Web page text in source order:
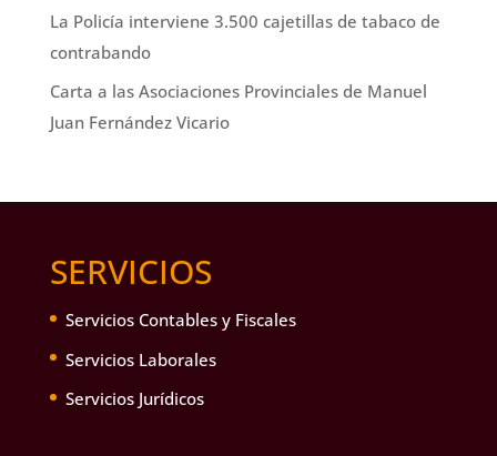
La Policía interviene 3.500 cajetillas de tabaco de
contrabando
Carta a las Asociaciones Provinciales de Manuel
Juan Fernández Vicario
SERVICIOS
Servicios Contables y Fiscales
Servicios Laborales
Servicios Jurídicos